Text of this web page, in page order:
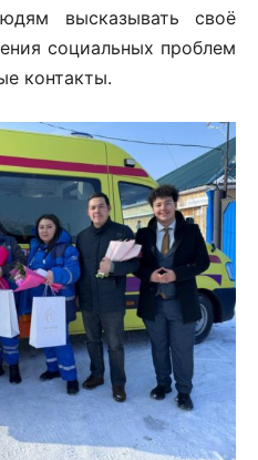
высказывать своё
социальных проблем
контакты.